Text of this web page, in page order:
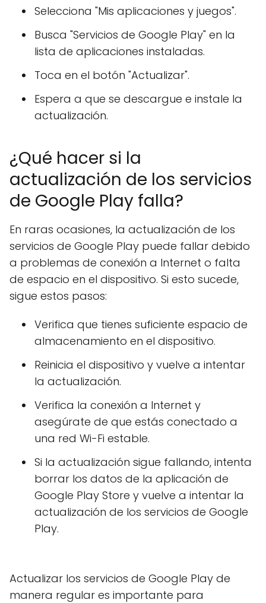
Selecciona "Mis aplicaciones y juegos".
Busca "Servicios de Google Play" en la
lista de aplicaciones instaladas.
Toca en el botón "Actualizar".
Espera a que se descargue e instale la
actualización.
¿Qué hacer si la
actualización de los servicios
de Google Play falla?
En raras ocasiones, la actualización de los
servicios de Google Play puede fallar debido
a problemas de conexión a Internet o falta
de espacio en el dispositivo. Si esto sucede,
sigue estos pasos:
Verifica que tienes suficiente espacio de
almacenamiento en el dispositivo.
Reinicia el dispositivo y vuelve a intentar
la actualización.
Verifica la conexión a Internet y
asegúrate de que estás conectado a
una red Wi-Fi estable.
Si la actualización sigue fallando, intenta
borrar los datos de la aplicación de
Google Play Store y vuelve a intentar la
actualización de los servicios de Google
Play.
Actualizar los servicios de Google Play de
manera regular es importante para